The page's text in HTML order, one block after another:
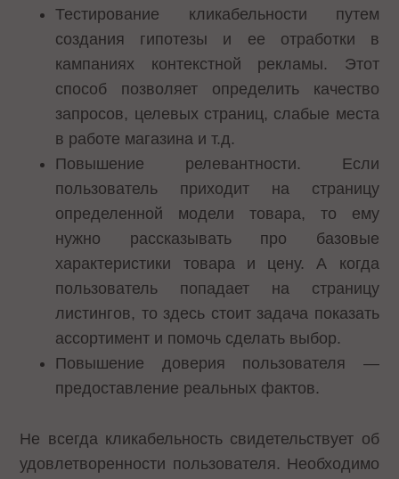
Тестирование кликабельности путем
создания гипотезы и ее отработки в
кампаниях контекстной рекламы. Этот
способ позволяет определить качество
запросов, целевых страниц, слабые места
в работе магазина и т.д.
Повышение релевантности. Если
пользователь приходит на страницу
определенной модели товара, то ему
нужно рассказывать про базовые
характеристики товара и цену. А когда
пользователь попадает на страницу
листингов, то здесь стоит задача показать
ассортимент и помочь сделать выбор.
Повышение доверия пользователя —
предоставление реальных фактов.
Не всегда кликабельность свидетельствует об
удовлетворенности пользователя. Необходимо